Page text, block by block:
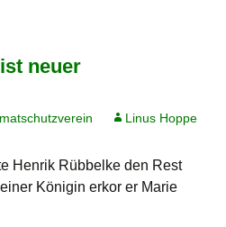
neuer
Linus Hoppe
Henrik Rübbelke den Rest
Königin erkor er Marie